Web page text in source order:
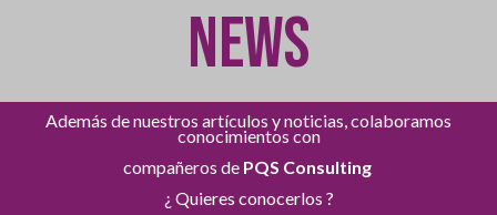
NEWS
Además de nuestros artículos y noticias, colaboramos
conocimientos con
compañeros de PQS Consulting
¿ Quieres conocerlos ?